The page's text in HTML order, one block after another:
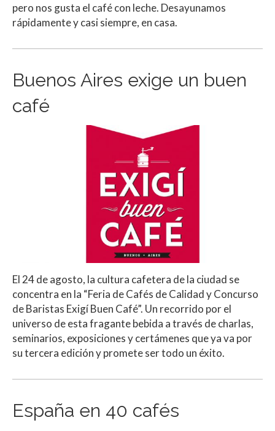
pero nos gusta el café con leche. Desayunamos
rápidamente y casi siempre, en casa.
Buenos Aires exige un buen
café
El 24 de agosto, la cultura cafetera de la ciudad se
concentra en la “Feria de Cafés de Calidad y Concurso
de Baristas Exigí Buen Café”. Un recorrido por el
universo de esta fragante bebida a través de charlas,
seminarios, exposiciones y certámenes que ya va por
su tercera edición y promete ser todo un éxito.
España en 40 cafés